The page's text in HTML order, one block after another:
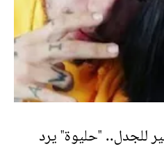
للجدل.. "حليوة" يرد